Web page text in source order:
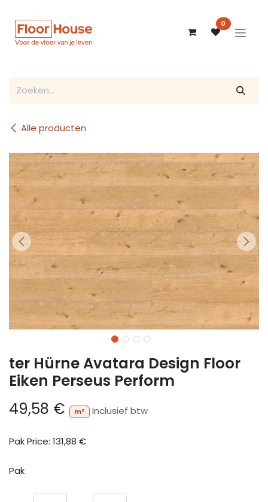
0
Alle producten
ter Hürne Avatara Design Floor
Eiken Perseus Perform
49,58 € m² Inclusief btw
Pak Price: 131,88 €
Pak